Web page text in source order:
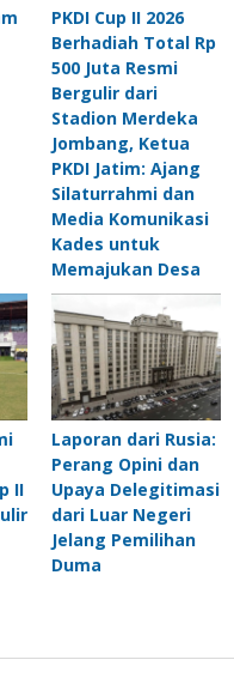
PKDI Cup II 2026
Berhadiah Total Rp
500 Juta Resmi
Bergulir dari
Stadion Merdeka
Jombang, Ketua
PKDI Jatim: Ajang
Silaturrahmi dan
Media Komunikasi
Kades untuk
Memajukan Desa
II
Laporan dari Rusia:
Perang Opini dan
Upaya Delegitimasi
dari Luar Negeri
Jelang Pemilihan
Duma